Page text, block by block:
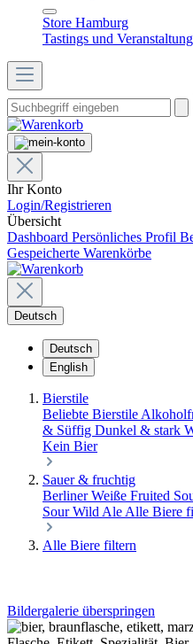
Store Hamburg
Tastings und
Ihr Konto
Login/Registrieren
Übersicht
Dashboard Persönliches Profil
Gespeicherte Warenkörbe
Deutsch
Deutsch
English
Bierstile
Beliebte Bierstile
& Süffig Dunkel & stark
Kein Bier
Sauer & fruchtig
Berliner Weiße Fruited
SourWild Ale Alle Biere
Alle Biere filtern
Bildergalerie überspringen